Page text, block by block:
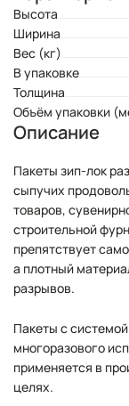
Высота
Ширина
Вес (кг)
В упаковке
Толщина
Объём упаковки
Описание
Пакеты зип-лок
сыпучих
товаров,
строительной
препятствует
а плотный
разрывов.
Пакеты с
многоразового
применяется в
целях.